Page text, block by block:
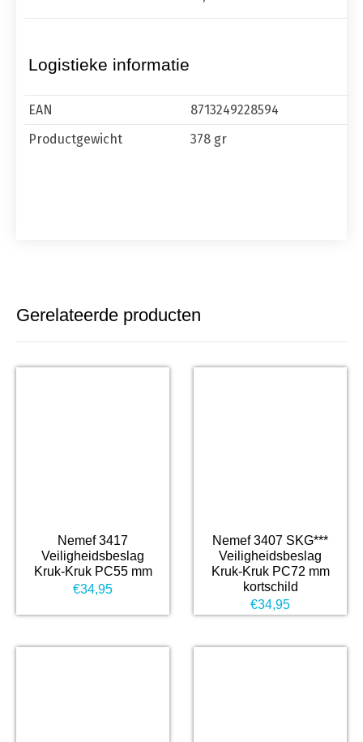
Logistieke informatie
EAN
8713249228594
Productgewicht
378 gr
Gerelateerde producten
Nemef 3417
Veiligheidsbeslag
Kruk-Kruk PC55 mm
€34,95
Nemef 3407 SKG***
Veiligheidsbeslag
Kruk-Kruk PC72 mm
kortschild
€34,95